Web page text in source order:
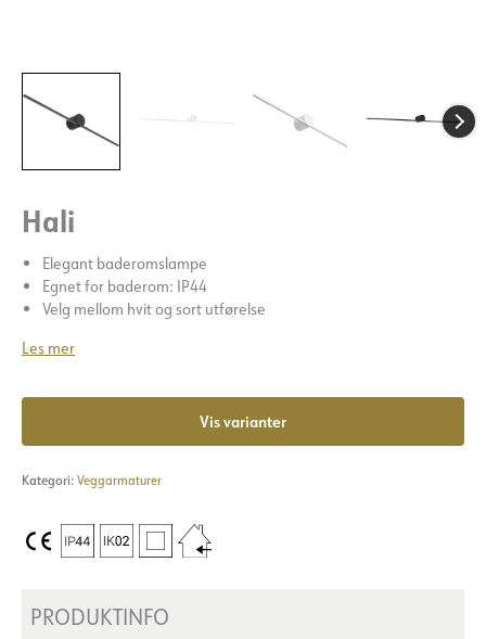
Hali
Elegant baderomslampe
Egnet for baderom: IP44
Velg mellom hvit og sort utførelse
Les mer
Vis varianter
Kategori: Veggarmaturer
PRODUKTINFO